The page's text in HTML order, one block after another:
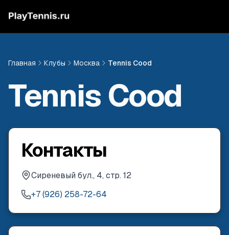
Главная Клубы Москва Tennis Cood
Tennis Cood
Контакты
Сиреневый бул., 4, стр. 12
+7 (926) 258-72-64